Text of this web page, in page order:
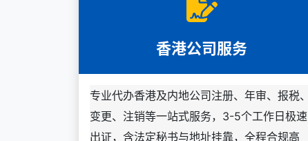
香港公司服务
专业代办香港及内地公司注册、年审、报税、
变更、注销等一站式服务，3-5个工作日极速
出证，含法定秘书与地址挂靠，全程合规高